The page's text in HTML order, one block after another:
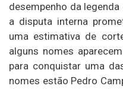
desempenho da
a disputa interna
uma estimativa de
alguns nomes
para conquistar uma
nomes estão Pedro